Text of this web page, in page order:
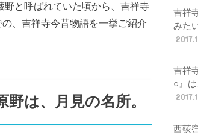
野と呼ばれていた頃から、吉祥寺
、吉祥寺今昔物語を一挙ご紹介
は、月見の名所。
吉祥
みた
吉祥
○』
西荻